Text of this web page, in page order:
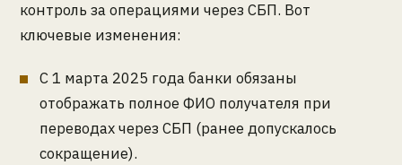
контроль за операциями через СБП. Вот
ключевые изменения:
С 1 марта 2025 года банки обязаны
отображать полное ФИО получателя при
переводах через СБП (ранее допускалось
сокращение).